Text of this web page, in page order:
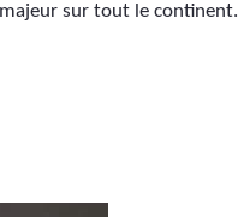
sur tout le continent.